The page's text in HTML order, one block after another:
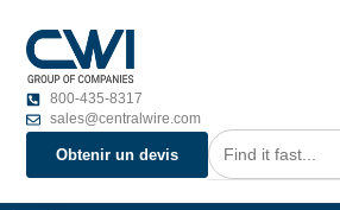
800-435-8317
sales@centralwire.com
Obtenir un devis